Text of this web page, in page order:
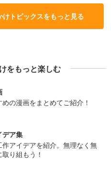
トピックスをもっと見る
をもっと楽しむ
の漫画をまとめてご紹介！
デア集
アイデアを紹介。無理なく無
り組もう！